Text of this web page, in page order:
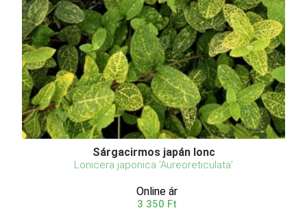
Sárgacirmos japán lonc
Lonicera japonica 'Aureoreticulata'
Online ár
3 350 Ft